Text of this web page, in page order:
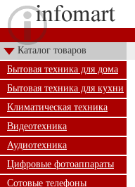
Каталог товаров
Бытовая техника для дома
Бытовая техника для кухни
Климатическая техника
Видеотехника
Аудиотехника
Цифровые фотоаппараты
Сотовые телефоны